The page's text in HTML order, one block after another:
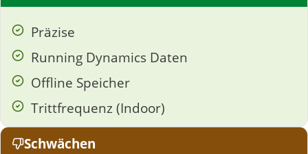
Präzise
Running Dynamics Daten
Offline Speicher
Trittfrequenz (Indoor)
Schwächen